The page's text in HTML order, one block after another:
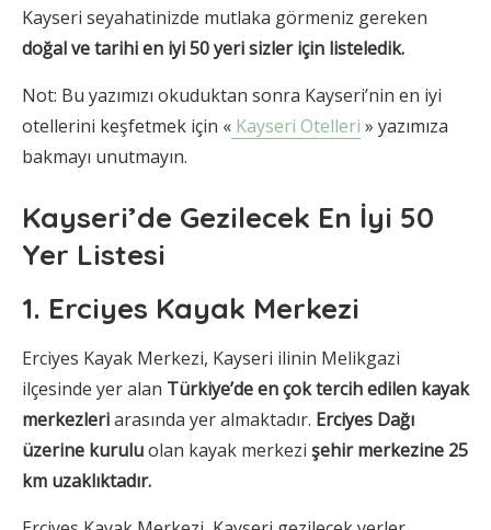
Kayseri seyahatinizde mutlaka görmeniz gereken
doğal ve tarihi en iyi 50 yeri sizler için listeledik.
Not: Bu yazımızı okuduktan sonra Kayseri’nin en iyi
otellerini keşfetmek için « Kayseri Otelleri » yazımıza
bakmayı unutmayın.
Kayseri’de Gezilecek En İyi 50
Yer Listesi
1. Erciyes Kayak Merkezi
Erciyes Kayak Merkezi, Kayseri ilinin Melikgazi
ilçesinde yer alan Türkiye’de en çok tercih edilen kayak
merkezleriarasında yer almaktadır. Erciyes Dağı
üzerine kuruluolan kayak merkezi şehir merkezine 25
km uzaklıktadır.